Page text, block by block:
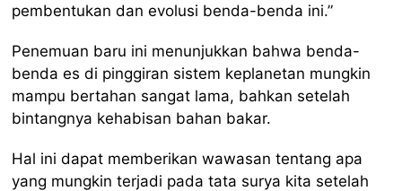
pembentukan dan evolusi benda-benda ini.”
Penemuan baru ini menunjukkan bahwa benda-
benda es di pinggiran sistem keplanetan mungkin
mampu bertahan sangat lama, bahkan setelah
bintangnya kehabisan bahan bakar.
Hal ini dapat memberikan wawasan tentang apa
yang mungkin terjadi pada tata surya kita setelah